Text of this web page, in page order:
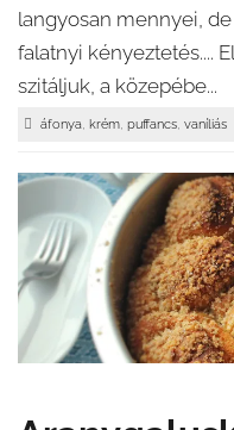
langyosan mennyei,
falatnyi kényeztetés....
szitáljuk, a közepébe...
áfonya, krém, puffancs, vaníliás